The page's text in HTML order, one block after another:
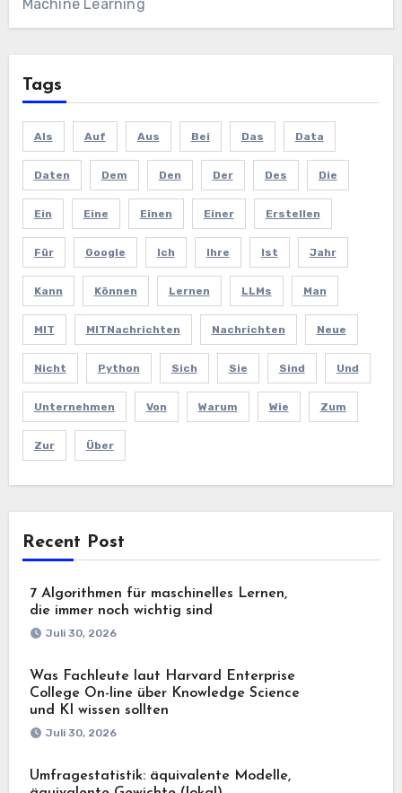
Machine Learning
Tags
Als Auf Aus Bei Das Data
Daten Dem Den Der Des Die
Ein Eine Einen Einer Erstellen
Für Google Ich Ihre Ist Jahr
Kann Können Lernen LLMs Man
MIT MITNachrichten Nachrichten Neue
Nicht Python Sich Sie Sind Und
Unternehmen Von Warum Wie Zum
Zur Über
Recent Post
7 Algorithmen für maschinelles Lernen,
die immer noch wichtig sind
Juli 30, 2026
Was Fachleute laut Harvard Enterprise
College On-line über Knowledge Science
und KI wissen sollten
Juli 30, 2026
Umfragestatistik: äquivalente Modelle,